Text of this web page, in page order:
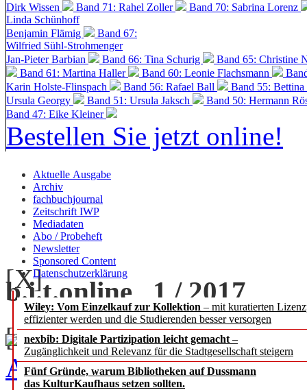
Dirk Wissen
Band 71: Rahel Zoller
Band 70: Sabrina Lorenz
Linda Schünhoff
Benjamin Flämig
Band 67:
Wilfried Sühl-Strohmenger
Jan-Pieter Barbian
Band 66: Tina Schurig
Band 65: Christine
Band 61: Martina Haller
Band 60: Leonie Flachsmann
Karin Holste-Flinspach
Band 56: Rafael Ball
Band 55:
Ursula Georgy
Band 51: Ursula Jaksch Band 50: Hermann
Band 47: Eike Kleiner
Bestellen Sie jetzt online!
Aktuelle Ausgabe
Archiv
fachbuchjournal
Zeitschrift IWP
Mediadaten
Abo / Probeheft
Newsletter
Sponsored Content
Datenschutzerklärung
Wiley: Vom Einzelkauf zur Kollektion – mit kuratierten
effizienter werden und die Studierenden besser versorgen
nexbib: Digitale Partizipation leicht gemacht –
Zugänglichkeit und Relevanz für die Stadtgesellschaft steigern
Fünf Gründe, warum Bibliotheken auf Dussmann
das KulturKaufhaus setzen sollten.
b.i.t.online 1 / 2017
[+] zoom
[X]
Ausgabe 1 / 2017 als PDF